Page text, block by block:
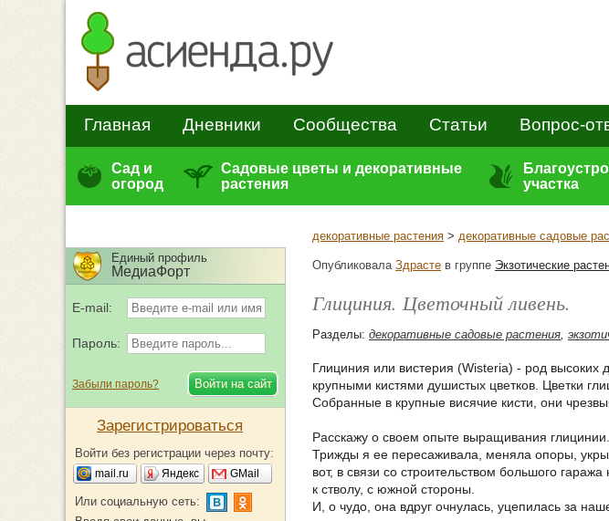
Главная Дневники Сообщества Статьи Вопрос-
Сад и
огород
Садовые цветы и декоративные
растения
участка
декоративные растения > декоративные садовые
Опубликовала Здрасте в группе Экзотические
Глициния. Цветочный ливень.
Разделы: декоративные садовые растения,
Глициния или вистерия (Wisteria) - род высоких
крупными кистями душистых цветков. Цветки
Собранные в крупные висячие кисти, они
Расскажу о своем опыте выращивания глицинии.
Трижды я ее пересаживала, меняла опоры,
вот, в связи со строительством большого
к стволу, с южной стороны.
И, о чудо, она вдруг очнулась, уцепилась за
Единый профиль
МедиаФорт
E-mail:
Пароль:
Забыли пароль?
Зарегистрироваться
Войти без регистрации через почту:
mail.ru Яндекс GMail
Или социальную сеть: